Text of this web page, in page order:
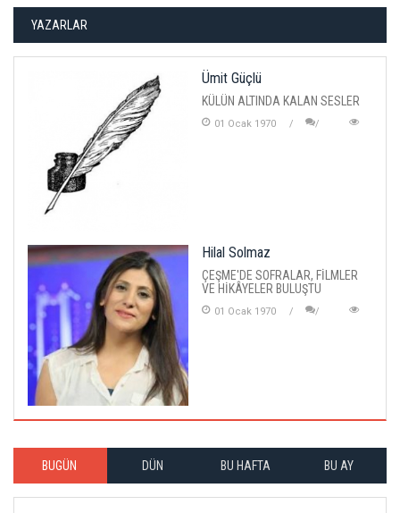
YAZARLAR
Ümit Güçlü
KÜLÜN ALTINDA KALAN SESLER
01 Ocak 1970
Hilal Solmaz
ÇEŞME'DE SOFRALAR, FİLMLER
VE HİKÂYELER BULUŞTU
01 Ocak 1970
BUGÜN DÜN BU HAFTA BU AY